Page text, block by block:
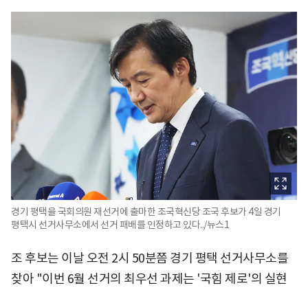
경기 평택을 국회의원 재선거에 출마한 조국혁신당 조국 후보가 4일 경기
평택시 선거사무소에서 선거 패배를 인정하고 있다../뉴스1
조 후보는 이날 오전 2시 50분쯤 경기 평택 선거사무소를
찾아 "이번 6월 선거의 최우선 과제는 '국힘 제로'의 실현